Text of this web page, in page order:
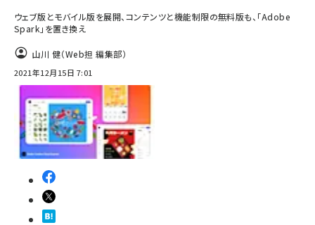
ウェブ版とモバイル版を展開、コンテンツと機能制限の無料版も、「Adobe
Spark」を置き換え
山川 健（Web担 編集部）
2021年12月15日 7:01